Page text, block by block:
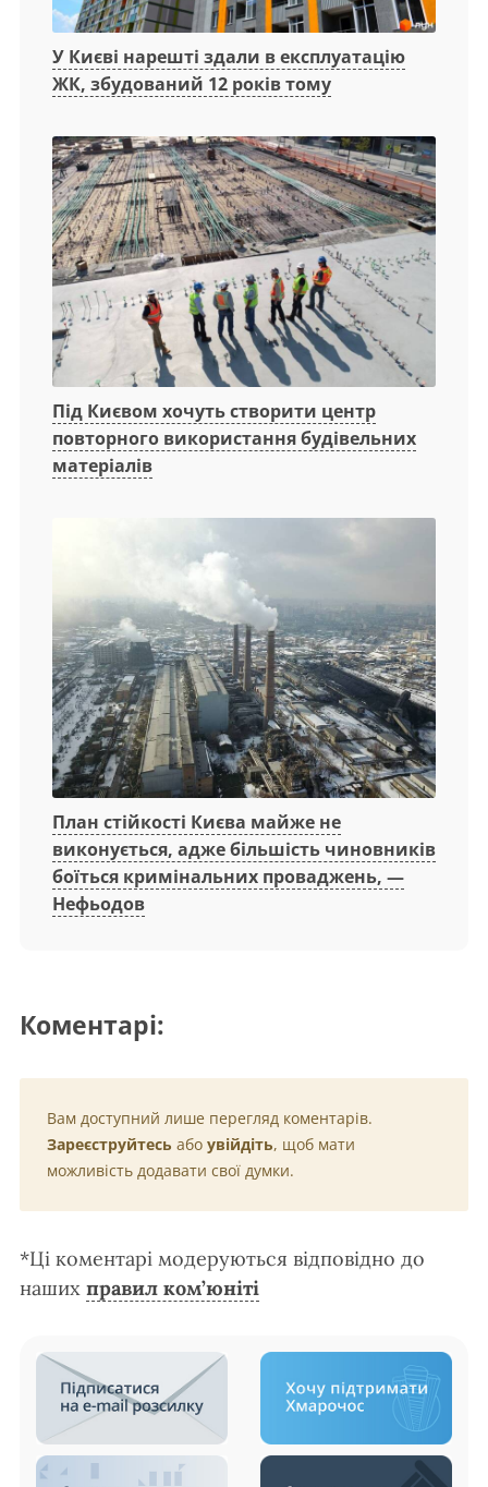
У Києві нарешті здали в експлуатацію
ЖК, збудований 12 років тому
Під Києвом хочуть створити центр
повторного використання будівельних
матеріалів
План стійкості Києва майже не
виконується, адже більшість чиновників
боїться кримінальних проваджень, —
Нефьодов
Коментарі:
Вам доступний лише перегляд коментарів.
Зареєструйтесь або увійдіть, щоб мати
можливість додавати свої думки.
*Ці коментарі модеруються відповідно до
наших правил ком’юніті